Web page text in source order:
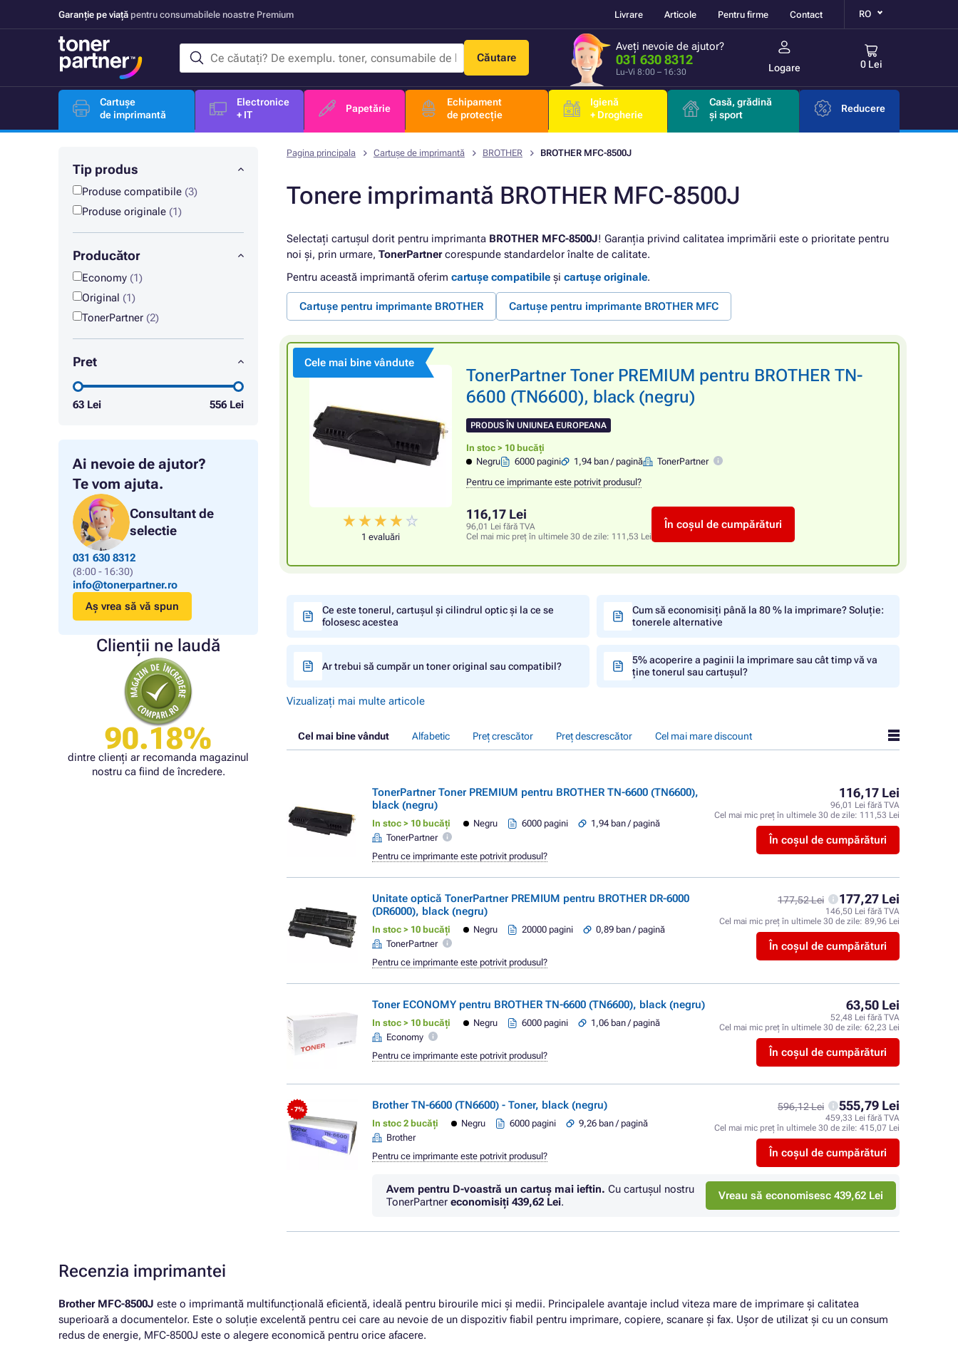
Garanție pe viață pentru consumabilele noastre Premium Livrare Articole Pentru firme Contact RO
Căutare
Aveți nevoie de ajutor?
031 630 8312
Lu-Vi 8:00 – 16:30 Logare 0 Lei
Cartușe
de imprimantă
Electronice
+ IT
Papetărie
Echipament
de protecție
Igienă
+ Drogherie
Casă, grădină
și sport
Reducere
Tip produs
Produse compatibile (3)
Produse originale (1)
Producător
Economy (1)
Original (1)
TonerPartner (2)
Pret
63 Lei 556Lei
Ai nevoie de ajutor?
Te vom ajuta.
Consultant de
selectie
031 630 8312
(8:00 - 16:30)
info@tonerpartner.ro
Aș vrea să vă spun
Clienții ne laudă
90.18%
dintre clienți ar recomanda magazinul
nostru ca fiind de încredere.
Pagina principala Cartușe de imprimantă BROTHER BROTHER MFC-8500J
Tonere imprimantă BROTHER MFC-8500J
Selectați cartușul dorit pentru imprimanta BROTHER MFC-8500J! Garanția privind calitatea imprimării este o prioritate pentru
noi și, prin urmare, TonerPartnercorespunde standardelor înalte de calitate.
Pentru această imprimantă oferim cartușe compatibile și cartușe originale.
Cartușe pentru imprimante BROTHER Cartușe pentru imprimante BROTHER MFC
Cele mai bine vândute
1 evaluări
TonerPartner Toner PREMIUM pentru BROTHER TN-
6600 (TN6600), black (negru)
PRODUS ÎN UNIUNEA EUROPEANA
In stoc > 10 bucăți
Negru
6000 pagini 1,94 ban / pagină
TonerPartner
Pentru ce imprimante este potrivit produsul?
116,17 Lei
96,01 Lei fără TVA
Cel mai mic preț în ultimele 30 de zile: 111,53 Lei
În coșul de cumpărături
Ce este tonerul, cartușul și cilindrul optic și la ce se
folosesc acestea
Cum să economisiți până la 80 % la imprimare? Soluție:
tonerele alternative
Ar trebui să cumpăr un toner original sau compatibil?
5% acoperire a paginii la imprimare sau cât timp vă va
ține tonerul sau cartușul?
Vizualizați mai multe articole
Cel mai bine vândut Alfabetic Preț crescător Preț descrescător Cel mai mare discount
TonerPartner Toner PREMIUM pentru BROTHER TN-6600 (TN6600),
black (negru)
In stoc > 10 bucăți Negru 6000 pagini
1,94 ban / pagină
TonerPartner
116,17 Lei
96,01 Lei fără TVA
Cel mai mic preț în ultimele 30 de zile: 111,53 Lei
În coșul de cumpărături
Pentru ce imprimante este potrivit produsul?
Unitate optică TonerPartner PREMIUM pentru BROTHER DR-6000
(DR6000), black (negru)
In stoc > 10 bucăți Negru 20000 pagini
0,89 ban / pagină
TonerPartner
177,52 Lei 177,27 Lei
146,50 Lei fără TVA
Cel mai mic preț în ultimele 30 de zile: 89,96 Lei
În coșul de cumpărături
Pentru ce imprimante este potrivit produsul?
Toner ECONOMY pentru BROTHER TN-6600 (TN6600), black (negru)
In stoc > 10 bucăți Negru 6000 pagini
1,06 ban / pagină
Economy
63,50 Lei
52,48 Lei fără TVA
Cel mai mic preț în ultimele 30 de zile: 62,23 Lei
În coșul de cumpărături
Pentru ce imprimante este potrivit produsul?
- 7% Brother TN-6600 (TN6600) - Toner, black (negru)
In stoc 2 bucăți Negru 6000 pagini
9,26 ban / pagină
Brother
596,12 Lei 555,79 Lei
459,33 Lei fără TVA
Cel mai mic preț în ultimele 30 de zile: 415,07 Lei
În coșul de cumpărături
Pentru ce imprimante este potrivit produsul?
Avem pentru D-voastră un cartuș mai ieftin. Cu cartuşul nostru
TonerPartner economisiţi 439,62 Lei. Vreau să economisesc 439,62 Lei
Recenzia imprimantei
Brother MFC-8500J este o imprimantă multifuncțională eficientă, ideală pentru birourile mici și medii. Principalele avantaje includ viteza mare de imprimare și calitatea
superioară a documentelor. Este o soluție excelentă pentru cei care au nevoie de un dispozitiv fiabil pentru imprimare, copiere, scanare și fax. Ușor de utilizat și cu un consum
redus de energie, MFC-8500J este o alegere economică pentru orice afacere.